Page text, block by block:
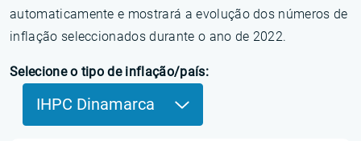
automaticamente e mostrará a evolução dos números de
inflação seleccionados durante o ano de 2022.
Selecione o tipo de inflação/país:
IHPC Dinamarca